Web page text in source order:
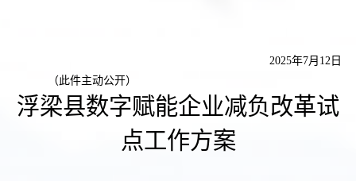
2025年7月 12 日
（此件主动公开）
浮梁县数字赋能企业减负改革试
点工作方案